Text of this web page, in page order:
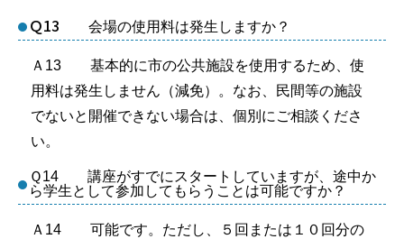
Ｑ13 会場の使用料は発生しますか？
Ａ13 基本的に市の公共施設を使用するため、使
用料は発生しません（減免）。なお、民間等の施設
でないと開催できない場合は、個別にご相談くださ
い。
Ｑ14 講座がすでにスタートしていますが、途中か
ら学生として参加してもらうことは可能ですか？
Ａ14 可能です。ただし、５回または１０回分の